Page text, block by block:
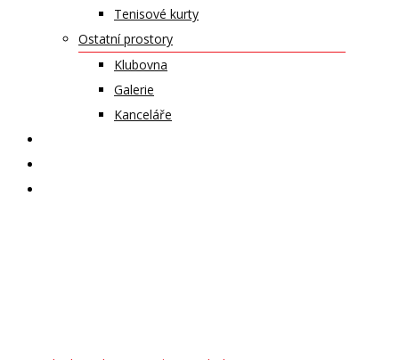
Tenisové kurty
Ostatní prostory
Klubovna
Galerie
Kanceláře